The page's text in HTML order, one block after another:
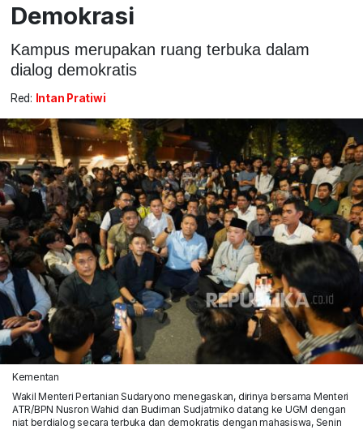
Demokrasi
Kampus merupakan ruang terbuka dalam
dialog demokratis
Red: Intan Pratiwi
Kementan
Wakil Menteri Pertanian Sudaryono menegaskan, dirinya bersama Menteri
ATR/BPN Nusron Wahid dan Budiman Sudjatmiko datang ke UGM dengan
niat berdialog secara terbuka dan demokratis dengan mahasiswa, Senin